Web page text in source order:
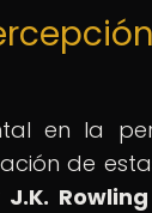
en la
de
J.K.